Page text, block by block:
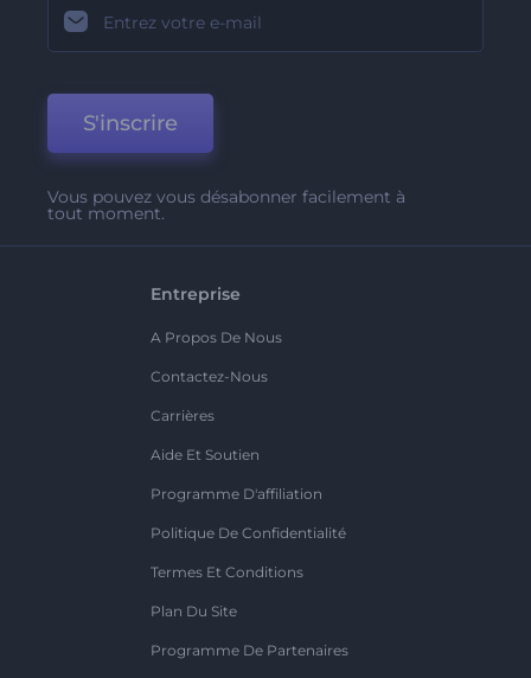
S'inscrire
Vous pouvez vous désabonner facilement à
tout moment.
Entreprise
A Propos De Nous
Contactez-Nous
Carrières
Aide Et Soutien
Programme D'affiliation
Politique De Confidentialité
Termes Et Conditions
Plan Du Site
Programme De Partenaires